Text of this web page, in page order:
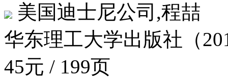
美国迪士尼公司,程喆
华东理工大学出版社（
45元 / 199页